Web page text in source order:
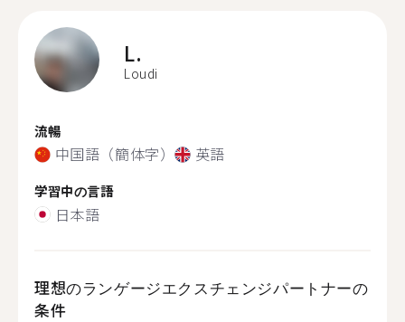
L.
Loudi
流暢
中国語（簡体字） 英語
学習中の言語
日本語
理想のランゲージエクスチェンジパートナーの
条件